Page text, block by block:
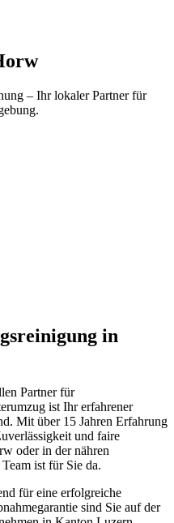
– Ihr lokaler Partner für
in
Partner für
ist Ihr erfahrener
Mit über 15 Jahren Erfahrung
und faire
oder in der nähren
ist für Sie da.
für eine erfolgreiche
sind Sie auf der